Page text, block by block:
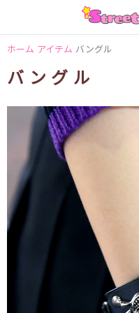
ホーム アイテム バングル
バングル